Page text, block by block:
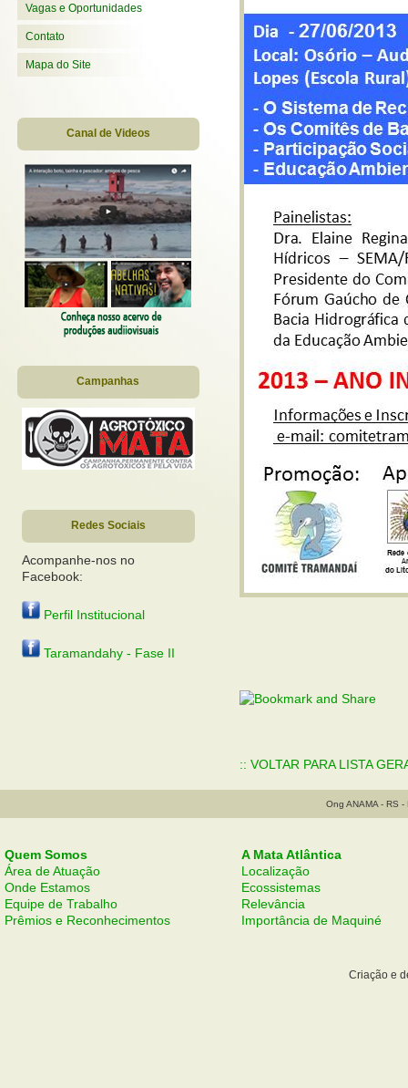
Vagas e Oportunidades
Contato
Mapa do Site
Canal de Videos
Campanhas
Redes Sociais
Acompanhe-nos no
Facebook:
Perfil Institucional
Taramandahy - Fase II
:: VOLTAR PARA LISTA
Ong ANAMA - RS
Quem Somos
Área de Atuação
Onde Estamos
Equipe de Trabalho
Prêmios e Reconhecimentos
A Mata Atlântica
Localização
Ecossistemas
Relevância
Importância de Maquiné
Criação e